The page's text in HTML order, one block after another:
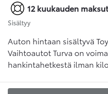
12 kuukauden
Sisältyy
Auton hintaan sisältyvä
Vaihtoautot Turva on
hankintahetkestä ilman